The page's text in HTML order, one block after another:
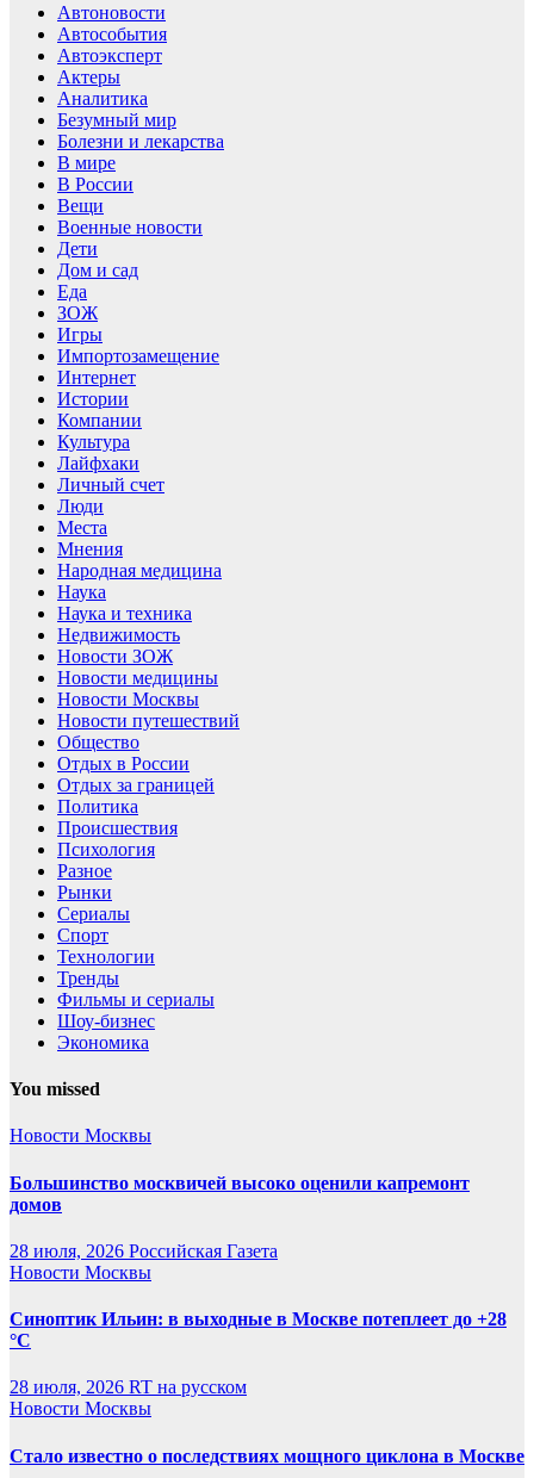
Автоновости
Автособытия
Автоэксперт
Актеры
Аналитика
Безумный мир
Болезни и лекарства
В мире
В России
Вещи
Военные новости
Дети
Дом и сад
Еда
ЗОЖ
Игры
Импортозамещение
Интернет
Истории
Компании
Культура
Лайфхаки
Личный счет
Люди
Места
Мнения
Народная медицина
Наука
Наука и техника
Недвижимость
Новости ЗОЖ
Новости медицины
Новости Москвы
Новости путешествий
Общество
Отдых в России
Отдых за границей
Политика
Происшествия
Психология
Разное
Рынки
Сериалы
Спорт
Технологии
Тренды
Фильмы и сериалы
Шоу-бизнес
Экономика
You missed
Новости Москвы
Большинство москвичей высоко оценили капремонт
домов
28 июля, 2026 Российская Газета
Новости Москвы
Синоптик Ильин: в выходные в Москве потеплеет до +28
°C
28 июля, 2026 RT на русском
Новости Москвы
Стало известно о последствиях мощного циклона в Москве